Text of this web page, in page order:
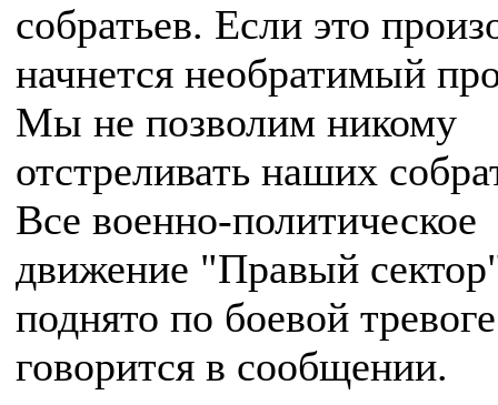
собратьев. Если это
начнется необратимый
Мы не позволим никому
отстреливать наших
Все военно-политическое
движение "Правый
поднято по боевой
говорится в сообщении.